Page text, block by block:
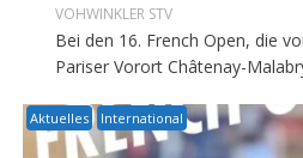
VOHWINKLER STV
Bei den 16. French Open, die
Pariser Vorort Châtenay-
Aktuelles International